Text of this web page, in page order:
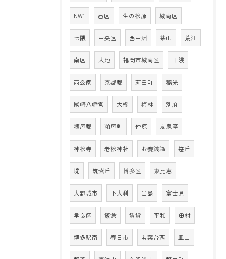
NW1 西区 生の松原 城南区
七隈 中央区 西中洲 茶山 荒江
南区 大池 福岡市城南区 干隈
西公園 京都郡 苅田町 稲光
國崎八幡宮 大橋 梅林 別府
糟屋郡 粕屋町 仲原 友泉亭
神松寺 老松神社 お賽銭箱 笹丘
堤 筑紫丘 博多区 東比恵
大野城市 下大利 田島 富士見
早良区 飯倉 賃貸 平和 田村
博多駅南 春日市 若葉台西 皿山